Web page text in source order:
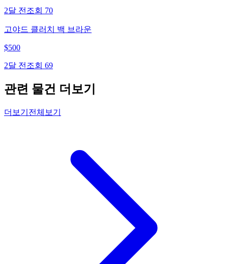
2달 전 조회 70
고야드 클러치 백 브라운
$500
2달 전 조회 69
관련 물건 더보기
더보기 전체보기